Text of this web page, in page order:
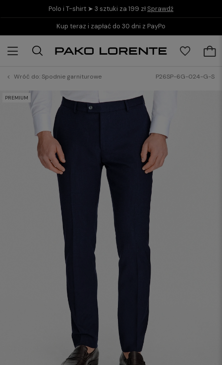
Polo i T-shirt ➤ 3 sztuki za 199 zł Sprawdź
Kup teraz i zapłać do 30 dni z PayPo
Wróć do:Spodnie garniturowe P26SP-6G-024-G-S
PREMIUM